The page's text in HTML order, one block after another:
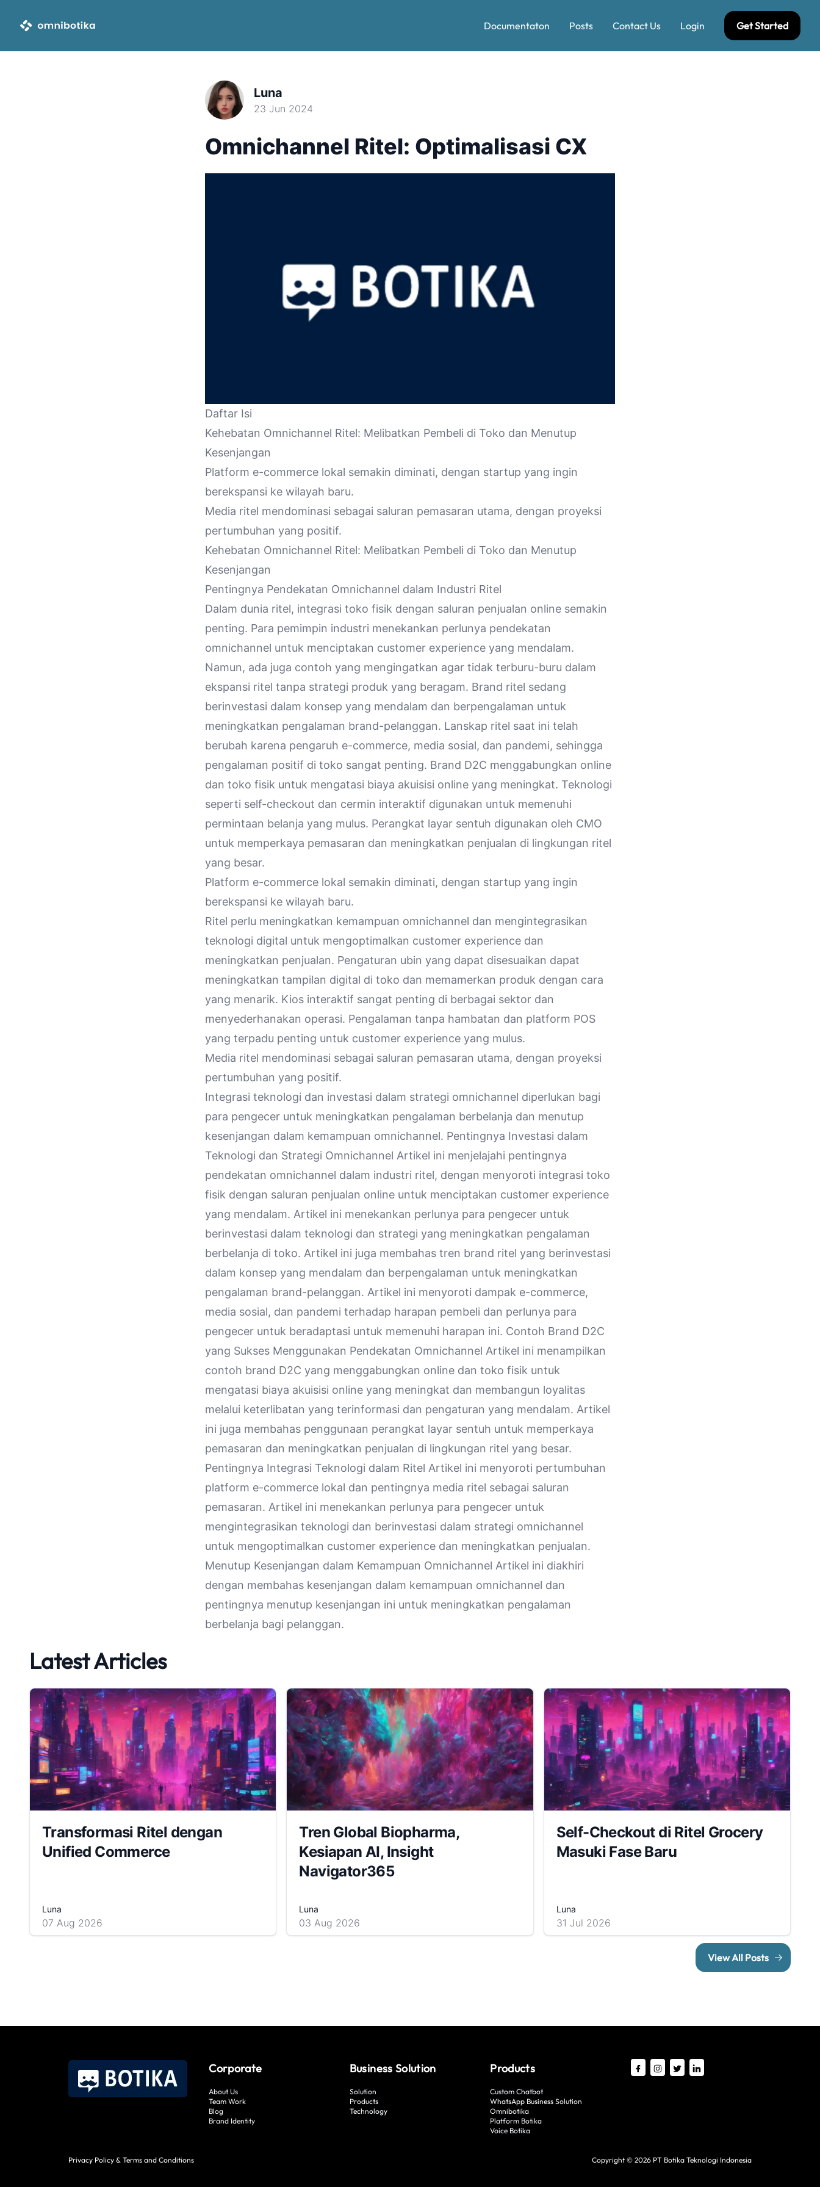
Documentaton Posts Contact Us Login Get Started
Luna
23 Jun 2024
Omnichannel Ritel: Optimalisasi CX
Daftar Isi
Kehebatan Omnichannel Ritel: Melibatkan Pembeli di Toko dan Menutup
Kesenjangan
Platform e-commerce lokal semakin diminati, dengan startup yang ingin
berekspansi ke wilayah baru.
Media ritel mendominasi sebagai saluran pemasaran utama, dengan proyeksi
pertumbuhan yang positif.
Kehebatan Omnichannel Ritel: Melibatkan Pembeli di Toko dan Menutup
Kesenjangan
Pentingnya Pendekatan Omnichannel dalam Industri Ritel
Dalam dunia ritel, integrasi toko fisik dengan saluran penjualan online semakin
penting. Para pemimpin industri menekankan perlunya pendekatan
omnichannel untuk menciptakan customer experience yang mendalam.
Namun, ada juga contoh yang mengingatkan agar tidak terburu-buru dalam
ekspansi ritel tanpa strategi produk yang beragam. Brand ritel sedang
berinvestasi dalam konsep yang mendalam dan berpengalaman untuk
meningkatkan pengalaman brand-pelanggan. Lanskap ritel saat ini telah
berubah karena pengaruh e-commerce, media sosial, dan pandemi, sehingga
pengalaman positif di toko sangat penting. Brand D2C menggabungkan online
dan toko fisik untuk mengatasi biaya akuisisi online yang meningkat. Teknologi
seperti self-checkout dan cermin interaktif digunakan untuk memenuhi
permintaan belanja yang mulus. Perangkat layar sentuh digunakan oleh CMO
untuk memperkaya pemasaran dan meningkatkan penjualan di lingkungan ritel
yang besar.
Platform e-commerce lokal semakin diminati, dengan startup yang ingin
berekspansi ke wilayah baru.
Ritel perlu meningkatkan kemampuan omnichannel dan mengintegrasikan
teknologi digital untuk mengoptimalkan customer experience dan
meningkatkan penjualan. Pengaturan ubin yang dapat disesuaikan dapat
meningkatkan tampilan digital di toko dan memamerkan produk dengan cara
yang menarik. Kios interaktif sangat penting di berbagai sektor dan
menyederhanakan operasi. Pengalaman tanpa hambatan dan platform POS
yang terpadu penting untuk customer experience yang mulus.
Media ritel mendominasi sebagai saluran pemasaran utama, dengan proyeksi
pertumbuhan yang positif.
Integrasi teknologi dan investasi dalam strategi omnichannel diperlukan bagi
para pengecer untuk meningkatkan pengalaman berbelanja dan menutup
kesenjangan dalam kemampuan omnichannel. Pentingnya Investasi dalam
Teknologi dan Strategi Omnichannel Artikel ini menjelajahi pentingnya
pendekatan omnichannel dalam industri ritel, dengan menyoroti integrasi toko
fisik dengan saluran penjualan online untuk menciptakan customer experience
yang mendalam. Artikel ini menekankan perlunya para pengecer untuk
berinvestasi dalam teknologi dan strategi yang meningkatkan pengalaman
berbelanja di toko. Artikel ini juga membahas tren brand ritel yang berinvestasi
dalam konsep yang mendalam dan berpengalaman untuk meningkatkan
pengalaman brand-pelanggan. Artikel ini menyoroti dampak e-commerce,
media sosial, dan pandemi terhadap harapan pembeli dan perlunya para
pengecer untuk beradaptasi untuk memenuhi harapan ini. Contoh Brand D2C
yang Sukses Menggunakan Pendekatan Omnichannel Artikel ini menampilkan
contoh brand D2C yang menggabungkan online dan toko fisik untuk
mengatasi biaya akuisisi online yang meningkat dan membangun loyalitas
melalui keterlibatan yang terinformasi dan pengaturan yang mendalam. Artikel
ini juga membahas penggunaan perangkat layar sentuh untuk memperkaya
pemasaran dan meningkatkan penjualan di lingkungan ritel yang besar.
Pentingnya Integrasi Teknologi dalam Ritel Artikel ini menyoroti pertumbuhan
platform e-commerce lokal dan pentingnya media ritel sebagai saluran
pemasaran. Artikel ini menekankan perlunya para pengecer untuk
mengintegrasikan teknologi dan berinvestasi dalam strategi omnichannel
untuk mengoptimalkan customer experience dan meningkatkan penjualan.
Menutup Kesenjangan dalam Kemampuan Omnichannel Artikel ini diakhiri
dengan membahas kesenjangan dalam kemampuan omnichannel dan
pentingnya menutup kesenjangan ini untuk meningkatkan pengalaman
berbelanja bagi pelanggan.
Latest Articles
Transformasi Ritel dengan
Unified Commerce
Luna
07 Aug 2026
Tren Global Biopharma,
Kesiapan AI, Insight
Navigator365
Luna
03 Aug 2026
Self-Checkout di Ritel Grocery
Masuki Fase Baru
Luna
31 Jul 2026
View All Posts
Corporate
About Us
Team Work
Blog
Brand Identity
Business Solution
Solution
Products
Technology
Products
Custom Chatbot
WhatsApp Business Solution
Omnibotika
Platform Botika
Voice Botika
Privacy Policy & Terms and Conditions Copyright © 2026 PT Botika Teknologi Indonesia